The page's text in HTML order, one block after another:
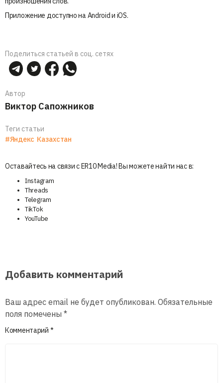
Приложение доступно на Android и iOS.
Поделиться статьей в соц. сетях
Автор
Виктор Сапожников
Теги статьи
#Яндекс Казахстан
Оставайтесь на связи с ER10 Media! Вы можете найти нас в:
Instagram
Threads
Telegram
TikTok
YouTube
Добавить комментарий
Ваш адрес email не будет опубликован. Обязательные
поля помечены *
Комментарий *